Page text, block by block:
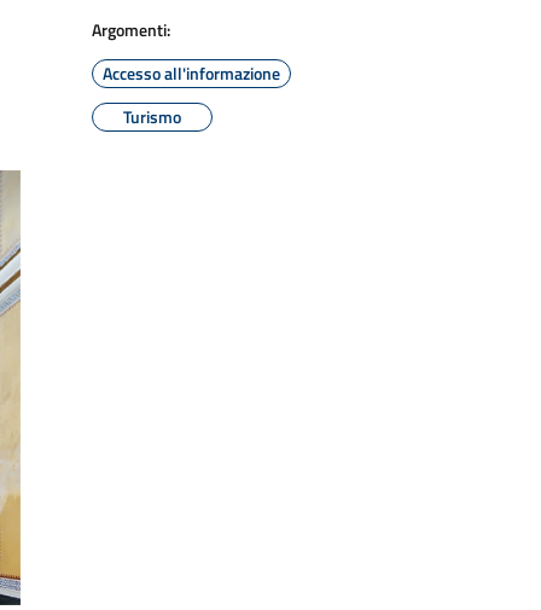
Argomenti:
Accesso all'informazione
Turismo